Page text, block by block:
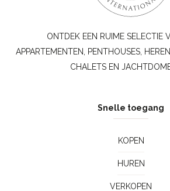
ONTDEK EEN RUIME SELECTIE
APPARTEMENTEN, PENTHOUSES,
CHALETS EN
Snelle toegang
KOPEN
HUREN
VERKOPEN